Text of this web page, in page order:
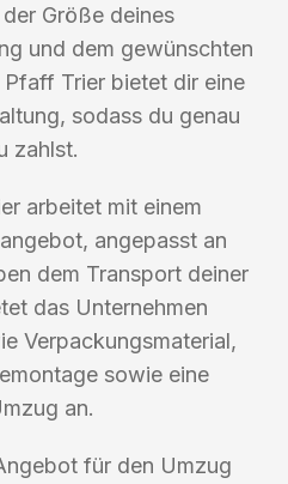
Größe deines
und dem gewünschten
Trier bietet dir eine
sodass du genau
zahlst.
arbeitet mit einem
angepasst an
dem Transport deiner
das Unternehmen
Verpackungsmaterial,
sowie eine
an.
für den Umzug